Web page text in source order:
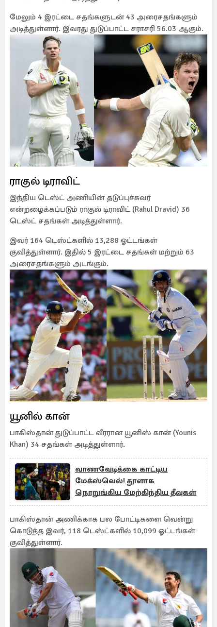
மேலும் 4 இரட்டை சதங்களுடன் 43 அரைசதங்களும்
அடித்துள்ளார். இவரது துடுப்பாட்ட சராசரி 56.03 ஆகும்.
ராகுல் டிராவிட்
இந்திய டெஸ்ட் அணியின் தடுப்புச்சுவர்
என்றழைக்கப்படும் ராகுல் டிராவிட் (Rahul Dravid) 36
டெஸ்ட் சதங்கள் அடித்துள்ளார்.
இவர் 164 டெஸ்ட்களில் 13,288 ஓட்டங்கள்
குவித்துள்ளார். இதில் 5 இரட்டை சதங்கள் மற்றும் 63
அரைசதங்களும் அடங்கும்.
யூனில் கான்
பாகிஸ்தான் துடுப்பாட்ட வீரரான யூனிஸ் கான் (Younis
Khan) 34 சதங்கள் அடித்துள்ளார்.
வாணவேடிக்கை காட்டிய
மேக்ஸ்வெல்! தூளாக
நொறுங்கிய மேற்கிந்திய தீவுகள்
பாகிஸ்தான் அணிக்காக பல போட்டிகளை வென்று
கொடுத்த இவர், 118 டெஸ்ட்களில் 10,099 ஓட்டங்கள்
குவித்துள்ளார்.